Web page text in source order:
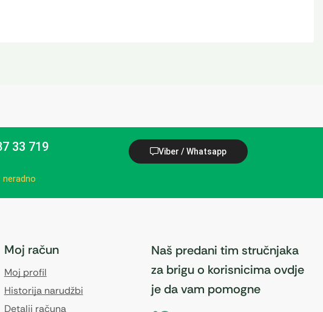
33 719
neradno
Viber / Whatsapp
Moj račun
Moj profil
Historija narudžbi
Detalji računa
Naš predani tim stručnjaka
za brigu o korisnicima ovdje
je da vam pomogne